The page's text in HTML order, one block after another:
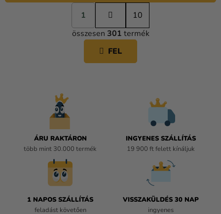
L
I
S
T
L
a
p
o
á
s
1
10
összesen 301 termék
FEL
ÁRU RAKTÁRON
több mint 30.000 termék
INGYENES SZÁLLÍTÁS
19 900 ft felett kínáljuk
1 NAPOS SZÁLLÍTÁS
feladást követően
VISSZAKÜLDÉS 30 NAP
ingyenes